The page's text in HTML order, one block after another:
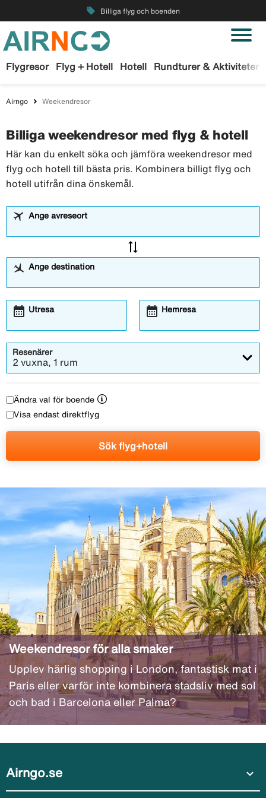
local_offer Billiga flyg och boenden
Flygresor Flyg + Hotell Hotell Rundturer & Aktiviteter
Airngo Weekendresor
Billiga weekendresor med flyg & hotell
Här kan du enkelt söka och jämföra weekendresor med
flyg och hotell till bästa pris. Kombinera billigt flyg och
hotell utifrån dina önskemål.
Ange avreseort
sync_alt
Ange destination
Utresa
Öppnar
calendar_month Hemresa
Öppnar
calendar_month
Resenärer
2 vuxna, 1 rum
Ändra val för boende
Visa endast direktflyg
Sök flyg+hotell
Weekendresor för alla smaker
Upplev härlig shopping i London, fantastisk mat i
Paris eller varför inte kombinera stadsliv med sol
och bad i Barcelona eller Palma?
Airngo.se expand_more